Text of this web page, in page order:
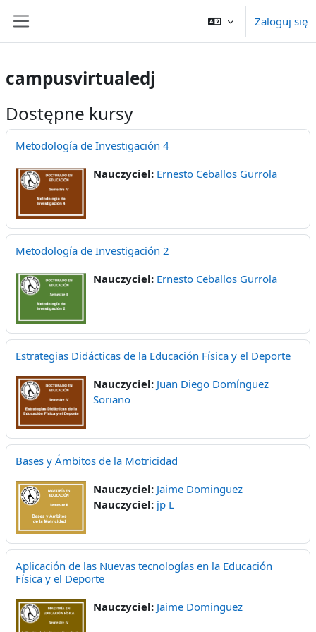
Zaloguj się
campusvirtualedj
Dostępne kursy
Metodología de Investigación 4
Nauczyciel: Ernesto Ceballos Gurrola
Metodología de Investigación 2
Nauczyciel: Ernesto Ceballos Gurrola
Estrategias Didácticas de la Educación Física y el Deporte
Nauczyciel: Juan Diego Domínguez
Soriano
Bases y Ámbitos de la Motricidad
Nauczyciel: Jaime Dominguez
Nauczyciel: jp L
Aplicación de las Nuevas tecnologías en la Educación
Física y el Deporte
Nauczyciel: Jaime Dominguez